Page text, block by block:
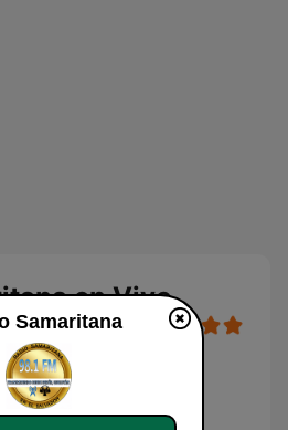
en Vivo
Samaritana